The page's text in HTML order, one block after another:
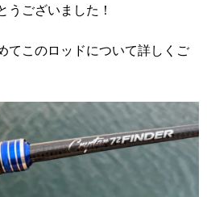
うございました！
てこのロッドについて詳しくご